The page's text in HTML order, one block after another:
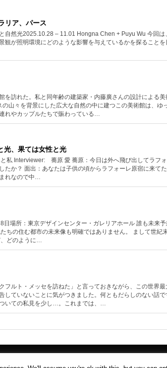
リア、パース
自然光2025.10.28 – 11.01 Hongna Chen + Puyu Wu 今回は
観が照明環境にどのような影響を与えているかを探ることを
を訪れた。私と同年齢の建築家・内藤廣さんの設計による
山々を背景にした広大な自然の中に建つこの美術館は、ゆ
れやカップルたちで賑わっている…
光、果ては女性と光
私 Interviewer: 蕎原 愛 蕎原：今日は外へ飛び出してラフ
たか？ 面出：あなたは子供の頃からラフォーレ原宿に来て
れなので中…
場所：東京デザインセンター・ガレリアホール 誰も未来
ちの住む都市の未来像も明確ではありません。 まして世紀末
、どのように…
フルト・メッセを訪ねた」と言っておきながら、この世界最
していないことに気がつきました。何ともだらしのない話
いての私見を少し…。これまでは、…